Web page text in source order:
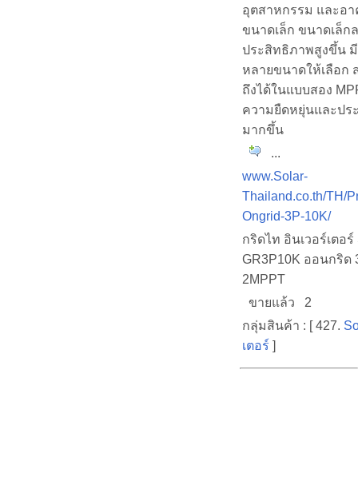
อุตสาหกรรม และอ
ขนาดเล็ก ขนาดเล็ก
ประสิทธิภาพสูงขึ้น
หลายขนาดให้เลือก
ถึงได้ในแบบสอง
ความยืดหยุ่นและปร
มากขึ้น
...
www.Solar-
Thailand.co.th/TH/
Ongrid-3P-10K/
กริดไท อินเวอร์เตอร์
GR3P10K ออนกริด
2MPPT
ขายแล้ว 2
กลุ่มสินค้า : [ 427.
เตอร์ ]